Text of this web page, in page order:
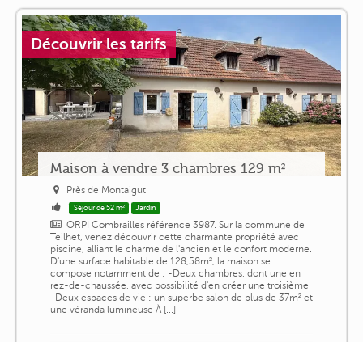
Découvrir les tarifs
Maison à vendre 3 chambres 129 m²
Près de Montaigut
Séjour de 52 m² Jardin
ORPI Combrailles référence 3987. Sur la commune de
Teilhet, venez découvrir cette charmante propriété avec
piscine, alliant le charme de l'ancien et le confort moderne.
D'une surface habitable de 128,58m², la maison se
compose notamment de : -Deux chambres, dont une en
rez-de-chaussée, avec possibilité d'en créer une troisième
-Deux espaces de vie : un superbe salon de plus de 37m² et
une véranda lumineuse À [...]